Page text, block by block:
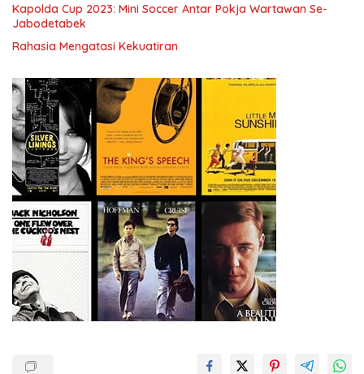
Kapolda Cup 2023: Mini Soccer Antar Pokja Wartawan Se-
Jabodetabek
Rahasia Mengatasi Kekuatiran